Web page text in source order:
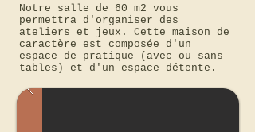
Notre salle de 60 m2 vous
permettra d'organiser des
ateliers et jeux. Cette maison de
caractère est composée d'un
espace de pratique (avec ou sans
tables) et d'un espace détente.